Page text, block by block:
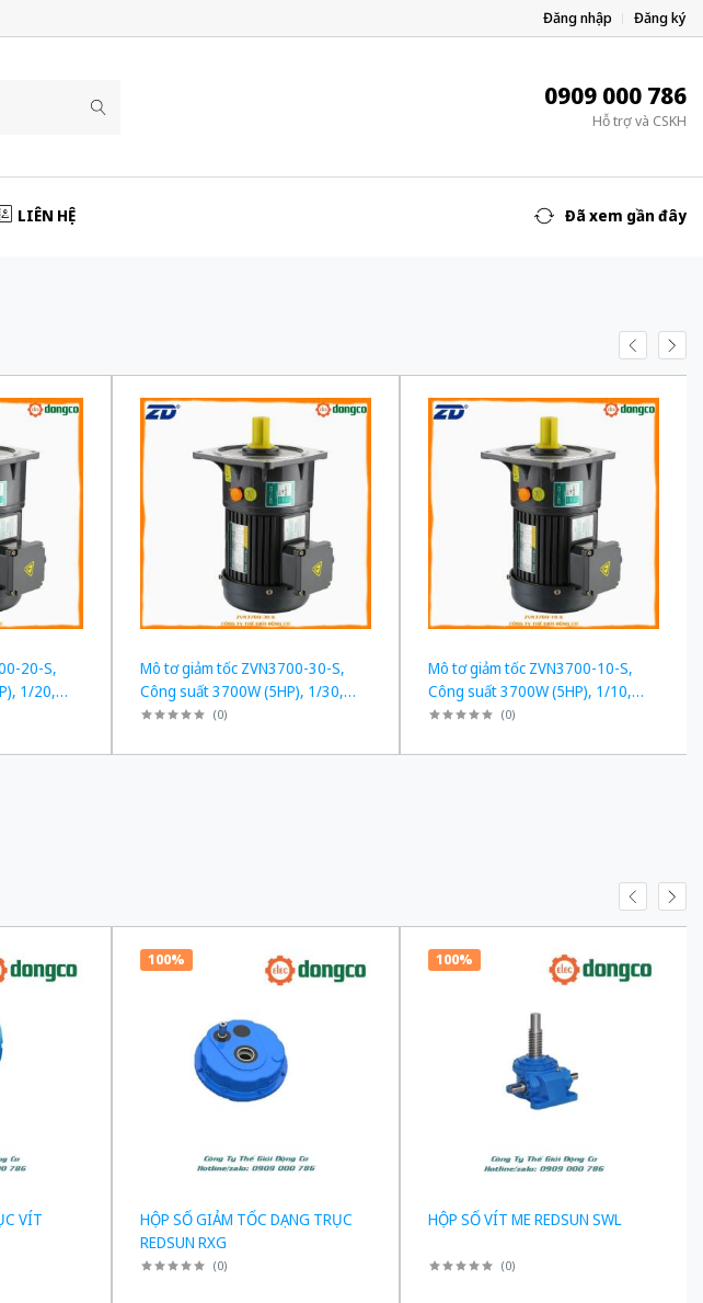
Đăng nhập Đăng ký
0909 000 786
Hỗ trợ và CSKH
LIÊN HỆ Đã xem gần đây
20-S,
1/20,
Mô tơ giảm tốc ZVN3700-30-S,
Công suất 3700W (5HP), 1/30,
Chân đế
(0)
Mô tơ giảm tốc ZVN3700-10-S,
Công suất 3700W (5HP), 1/10,
Chân đế
(0)
VÍT
100%
HỘP SỐ GIẢM TỐC DẠNG TRỤC
REDSUN RXG
(0)
100%
HỘP SỐ VÍT ME REDSUN SWL
(0)